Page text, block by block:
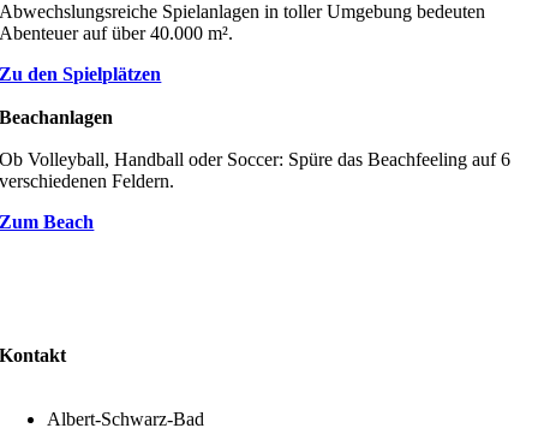
Abwechslungsreiche Spielanlagen in toller Umgebung bedeuten
Abenteuer auf über 40.000 m².
Zu den Spielplätzen
Beachanlagen
Ob Volleyball, Handball oder Soccer: Spüre das Beachfeeling auf 6
verschiedenen Feldern.
Zum Beach
Kontakt
Albert-Schwarz-Bad